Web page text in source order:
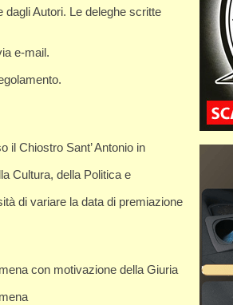
dagli Autori. Le deleghe scritte
e-mail.
il Chiostro Sant’ Antonio in
Cultura, della Politica e
di variare la data di premiazione
con motivazione della Giuria